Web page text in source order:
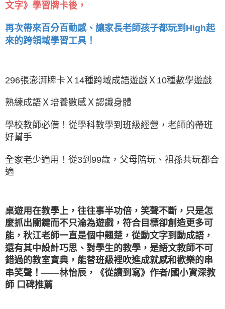
文字》學習牌卡後，
再次帶來百分百動感、讓家長老師孩子都玩到High起
來的跨領域學習工具！
296張澎湃牌卡Ｘ14種跨域成語遊戲Ｘ10種數學遊戲
熟練成語Ｘ培養數感Ｘ認識身體
學校教師必備！從學科教學到班級經營，老師的帶班
好幫手
全家老少適用！從3到99歲，父母陪玩、祖孫共玩都合
適
桌遊用在教學上，往往事半功倍，笑聲不斷，只是怎
麼抓出關鍵而不只淪為遊戲，符合目標卻創造更多可
能，秋江老師一直是個中翹楚，從動文字到動成語，
還有其中設計巧思、對學生的教學，是語文教師不可
錯過的教室寶典，能替班級裡吹進成就感和歡樂的串
串笑聲！——林怡辰，《從讀到寫》作者/國小資深教
師 口碑推薦